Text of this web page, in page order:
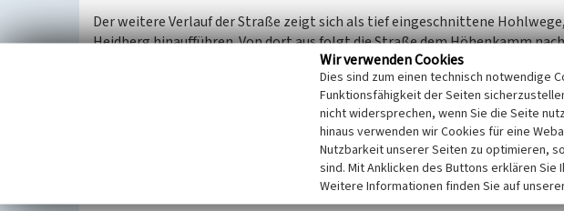
Der weitere Verlauf der Straße zeigt sich als tief eingeschnittene
Heidberg hinaufführen. Von dort aus folgt die Straße dem Höhenkamm
diesem Abschnitt befinden sich die oben beschriebenen Hohlwegabschnitte.
Ab dem Hof Hochscheid wird die Straße auch als Römerweg bezeichnet.
. Sie führt weiter zur Gaststätte Rathelbeck und 400 Meter
Heiligenhaus auf dem Korresberg ist der Schnittpunkt mit der Kölnischen
Bezeichnung „Römerweg“ lässt sich noch bis zum Bahnhof Hochdahl
Linie entlang der Bahnlinie Erkrath-Wuppertal nach Gräfrath (Krumme
Wir verwenden Cookies
Dies sind zum einen technisch notwendige
Funktionsfähigkeit der Seiten
nicht widersprechen, wenn Sie die Seite
hinaus verwenden wir Cookies für eine
Nutzbarkeit unserer Seiten zu optimieren,
sind. Mit Anklicken des Buttons erklären Sie
Weitere Informationen finden Sie auf